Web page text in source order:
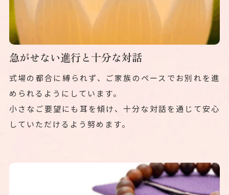
急がせない進行と十分な対話
式場の都合に縛られず、ご家族のペースでお別れを進
められるようにしています。
小さなご要望にも耳を傾け、十分な対話を通じて安心
していただけるよう努めます。